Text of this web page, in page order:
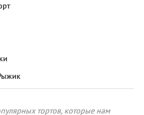
тортов, которые нам